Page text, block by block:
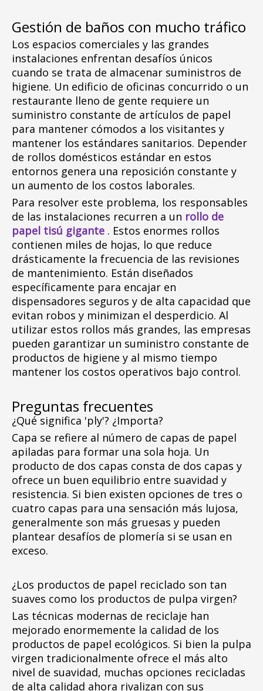
Gestión de baños con mucho tráfico
Los espacios comerciales y las grandes
instalaciones enfrentan desafíos únicos
cuando se trata de almacenar suministros de
higiene. Un edificio de oficinas concurrido o un
restaurante lleno de gente requiere un
suministro constante de artículos de papel
para mantener cómodos a los visitantes y
mantener los estándares sanitarios. Depender
de rollos domésticos estándar en estos
entornos genera una reposición constante y
un aumento de los costos laborales.
Para resolver este problema, los responsables
de las instalaciones recurren a un rollo de
papel tisú gigante . Estos enormes rollos
contienen miles de hojas, lo que reduce
drásticamente la frecuencia de las revisiones
de mantenimiento. Están diseñados
específicamente para encajar en
dispensadores seguros y de alta capacidad que
evitan robos y minimizan el desperdicio. Al
utilizar estos rollos más grandes, las empresas
pueden garantizar un suministro constante de
productos de higiene y al mismo tiempo
mantener los costos operativos bajo control.
Preguntas frecuentes
¿Qué significa 'ply'? ¿Importa?
Capa se refiere al número de capas de papel
apiladas para formar una sola hoja. Un
producto de dos capas consta de dos capas y
ofrece un buen equilibrio entre suavidad y
resistencia. Si bien existen opciones de tres o
cuatro capas para una sensación más lujosa,
generalmente son más gruesas y pueden
plantear desafíos de plomería si se usan en
exceso.
¿Los productos de papel reciclado son tan
suaves como los productos de pulpa virgen?
Las técnicas modernas de reciclaje han
mejorado enormemente la calidad de los
productos de papel ecológicos. Si bien la pulpa
virgen tradicionalmente ofrece el más alto
nivel de suavidad, muchas opciones recicladas
de alta calidad ahora rivalizan con sus